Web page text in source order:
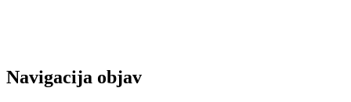
Navigacija objav